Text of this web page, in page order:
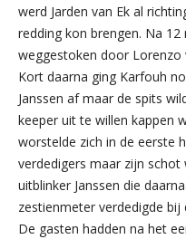
werd Jarden van Ek al
redding kon brengen. Na
weggestoken door Lorenzo
Kort daarna ging Karfouh
Janssen af maar de spits
keeper uit te willen kappen
worstelde zich in de eerste
verdedigers maar zijn
uitblinker Janssen die
zestienmeter verdedigde
De gasten hadden na het